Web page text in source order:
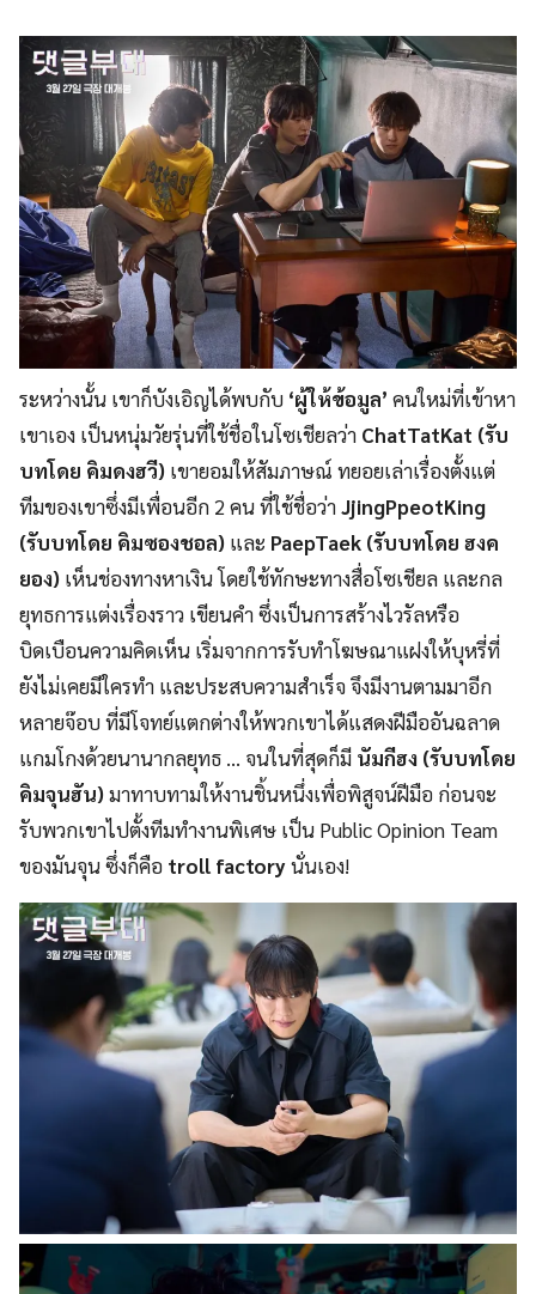
ระหว่างนั้น เขาก็บังเอิญได้พบกับ ‘ผู้ให้ข้อมูล’ คนใหม่ที่เข้าหา
เขาเอง เป็นหนุ่มวัยรุ่นที่ใช้ชื่อในโซเชียลว่า ChatTatKat (รับ
บทโดย คิมดงฮวี) เขายอมให้สัมภาษณ์ ทยอยเล่าเรื่องตั้งแต่
ทีมของเขาซึ่งมีเพื่อนอีก 2 คน ที่ใช้ชื่อว่าJjingPpeotKing
(รับบทโดย คิมซองชอล) และ PaepTaek (รับบทโดย ฮงค
ยอง) เห็นช่องทางหาเงิน โดยใช้ทักษะทางสื่อโซเชียล และกล
ยุทธการแต่งเรื่องราว เขียนคำ ซึ่งเป็นการสร้างไวรัลหรือ
บิดเบือนความคิดเห็น เริ่มจากการรับทำโฆษณาแฝงให้บุหรี่ที่
ยังไม่เคยมีใครทำ และประสบความสำเร็จ จึงมีงานตามมาอีก
หลายจ๊อบ ที่มีโจทย์แตกต่างให้พวกเขาได้แสดงฝีมืออันฉลาด
แกมโกงด้วยนานากลยุทธ … จนในที่สุดก็มี นัมกีฮง (รับบทโดย
คิมจุนฮัน)มาทาบทามให้งานชิ้นหนึ่งเพื่อพิสูจน์ฝีมือ ก่อนจะ
รับพวกเขาไปตั้งทีมทำงานพิเศษ เป็น Public Opinion Team
ของมันจุน ซึ่งก็คือ troll factoryนั่นเอง!